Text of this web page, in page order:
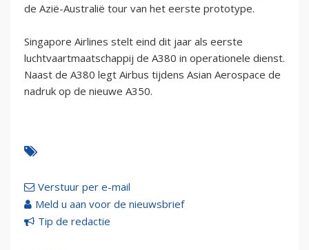
de Azië-Australië tour van het eerste prototype.
Singapore Airlines stelt eind dit jaar als eerste
luchtvaartmaatschappij de A380 in operationele dienst.
Naast de A380 legt Airbus tijdens Asian Aerospace de
nadruk op de nieuwe A350.
Verstuur per e-mail
Meld u aan voor de nieuwsbrief
Tip de redactie